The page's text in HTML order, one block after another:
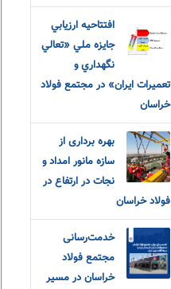
افتتاحيه ارزيابي
جايزه ملي «تعالي
نگهداري و
تعميرات ايران» در مجتمع فولاد
خراسان
بهره برداری از
سازه مانور امداد و
نجات در ارتفاع در
فولاد خراسان
خدمت‌رسانی
مجتمع فولاد
خراسان در مسیر